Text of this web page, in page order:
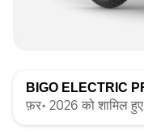
फ़र॰ 2026 को शामिल हुए